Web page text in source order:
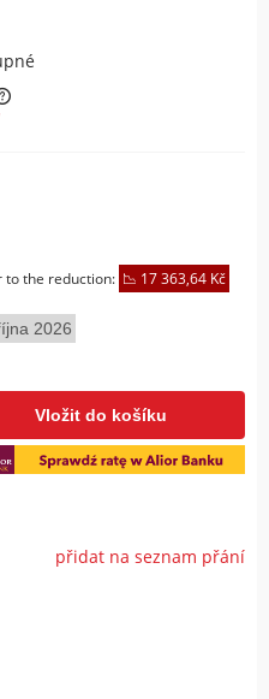
na platbu.
to the reduction:
17 363,64 Kč
2026
Vložit do košíku
přidat na seznam přání